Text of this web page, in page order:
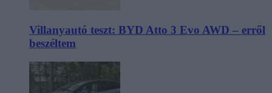
Villanyautó teszt: BYD Atto 3 Evo AWD – erről
beszéltem